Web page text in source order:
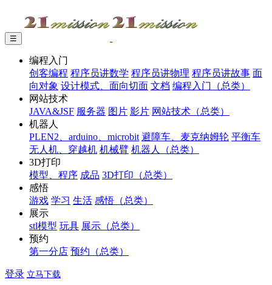
☰
编程入门
创客编程 程序员讲数学 程序员讲物理 程序员讲故事 面
向对象 设计模式、面向切面 文档 编程入门（总类）
网站技术
JAVA&JSF 服务器 图片 影片 网站技术（总类）
机器人
PLEN2、arduino、microbit 避障车、麦克纳姆轮 平衡车
无人机、穿越机 机械臂 机器人（总类）
3D打印
模型、程序 成品 3D打印（总类）
感悟
游戏 学习 生活 感悟（总类）
展示
stl模型 玩具 展示（总类）
预约
第一分店 预约（总类）
登录 立马下载